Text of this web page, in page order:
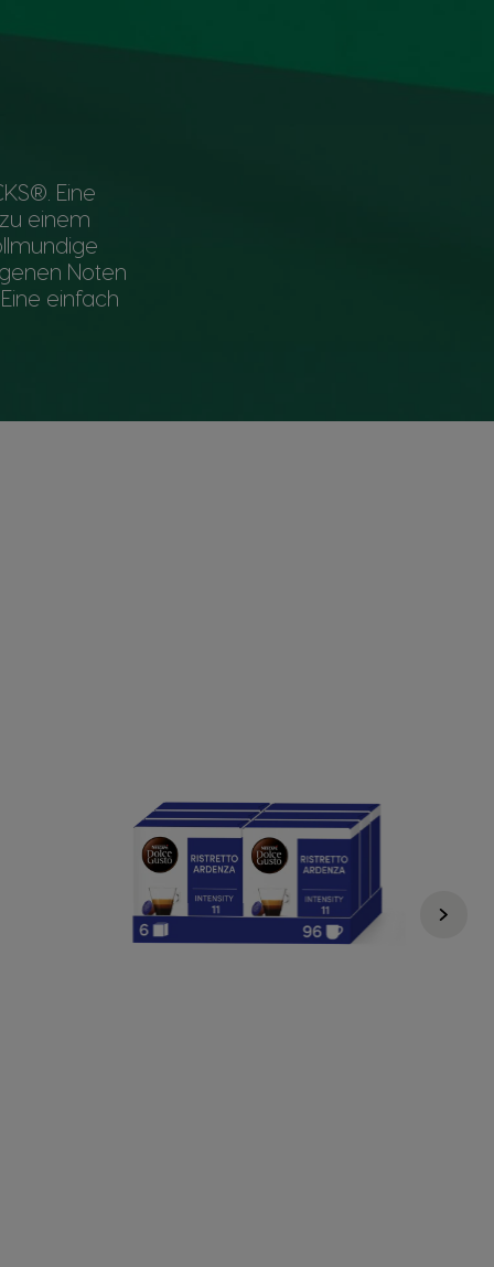
Eine
einem
Noten
einfach